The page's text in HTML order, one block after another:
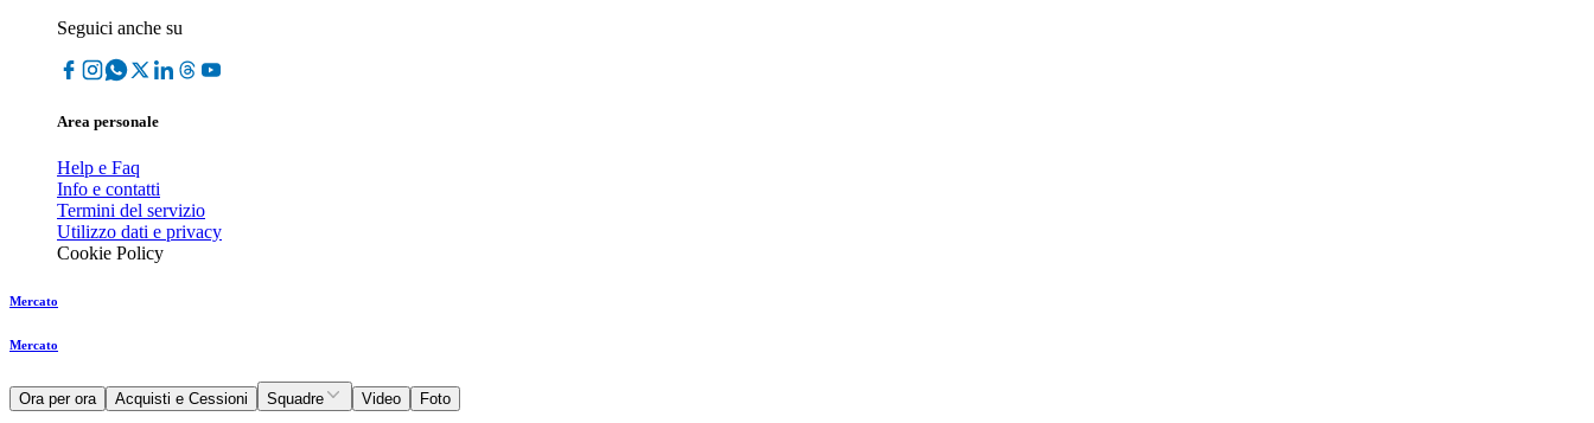
Seguici anche su
Area personale
Help e Faq
Info e contatti
Termini del servizio
Utilizzo dati e privacy
Cookie Policy
Mercato
Mercato
Ora per ora Acquisti e Cessioni Squadre Video Foto